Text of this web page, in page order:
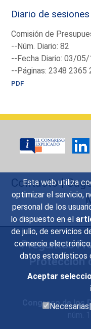
Esta web utiliza
optimizar el servicio,
personal de los
lo dispuesto en el
de julio, de servicios
comercio
datos estadísticos
Aceptar
Necesarias|
Diario de sesiones
Comisión de
--Núm. Diario: 82
--Fecha Diario: 03/
--Páginas: 2348
PDF
Contacto|
Preguntas
Protección
Congreso de los
núm.